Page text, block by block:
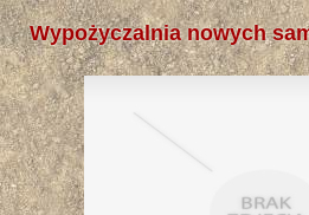
Wypożyczalnia nowych